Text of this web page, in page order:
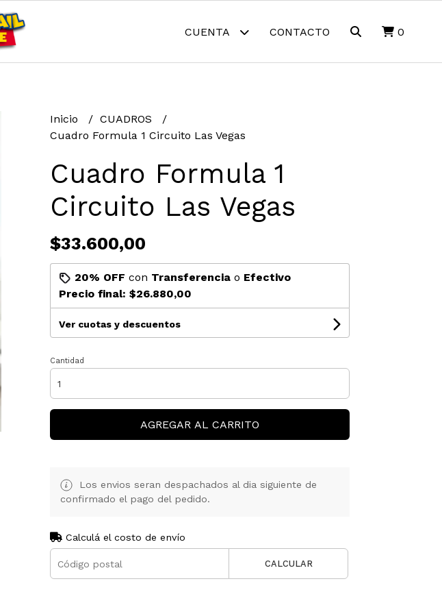
CUENTA CONTACTO 0
Inicio
CUADROS
Cuadro Formula 1 Circuito Las Vegas
Cuadro Formula 1
Circuito Las Vegas
$33.600,00
20% OFF con Transferenciao Efectivo
Precio final: $26.880,00
Ver cuotas y descuentos
Cantidad
AGREGAR AL CARRITO
Los envios seran despachados al dia siguiente de
confirmado el pago del pedido.
Calculá el costo de envío
CALCULAR